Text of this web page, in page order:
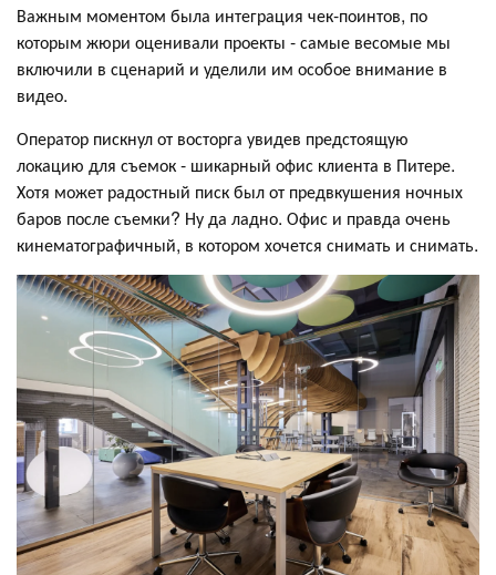
Важным моментом была интеграция чек-поинтов, по
которым жюри оценивали проекты - самые весомые мы
включили в сценарий и уделили им особое внимание в
видео.
Оператор пискнул от восторга увидев предстоящую
локацию для съемок - шикарный офис клиента в Питере.
Хотя может радостный писк был от предвкушения ночных
баров после съемки? Ну да ладно. Офис и правда очень
кинематографичный, в котором хочется снимать и снимать.